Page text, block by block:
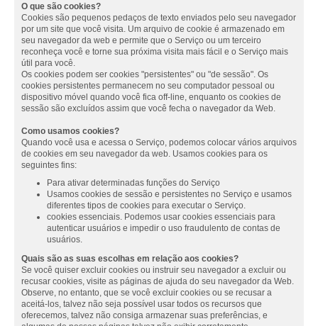
O que são cookies?
Cookies são pequenos pedaços de texto enviados pelo seu navegador
por um site que você visita. Um arquivo de cookie é armazenado em
seu navegador da web e permite que o Serviço ou um terceiro
reconheça você e torne sua próxima visita mais fácil e o Serviço mais
útil para você.
Os cookies podem ser cookies "persistentes" ou "de sessão". Os
cookies persistentes permanecem no seu computador pessoal ou
dispositivo móvel quando você fica off-line, enquanto os cookies de
sessão são excluídos assim que você fecha o navegador da Web.
Como usamos cookies?
Quando você usa e acessa o Serviço, podemos colocar vários arquivos
de cookies em seu navegador da web. Usamos cookies para os
seguintes fins:
Para ativar determinadas funções do Serviço
Usamos cookies de sessão e persistentes no Serviço e usamos
diferentes tipos de cookies para executar o Serviço.
cookies essenciais. Podemos usar cookies essenciais para
autenticar usuários e impedir o uso fraudulento de contas de
usuários.
Quais são as suas escolhas em relação aos cookies?
Se você quiser excluir cookies ou instruir seu navegador a excluir ou
recusar cookies, visite as páginas de ajuda do seu navegador da Web.
Observe, no entanto, que se você excluir cookies ou se recusar a
aceitá-los, talvez não seja possível usar todos os recursos que
oferecemos, talvez não consiga armazenar suas preferências, e